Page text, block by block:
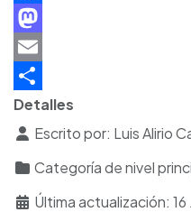
F
a
c
e
b
o
o
M
a
s
t
o
d
E
m
a
i
S
h
a
Detalles
Escrito por: Luis Alirio
Categoría de nivel
Última actualización: